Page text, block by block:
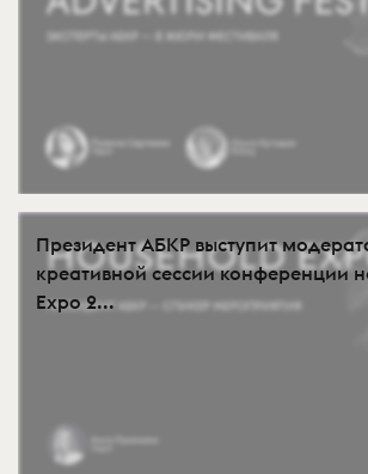
Президент АБКР выступит
креативной сессии конференции
Expo 2...